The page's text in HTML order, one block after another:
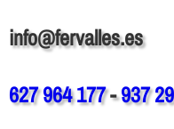
info@fervalles.es
627 964 177-937